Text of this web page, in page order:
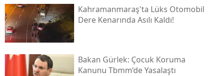
Kahramanmaraş'ta Lüks Otomobil
Dere Kenarında Asılı Kaldı!
Bakan Gürlek: Çocuk Koruma
Kanunu Tbmm’de Yasalaştı